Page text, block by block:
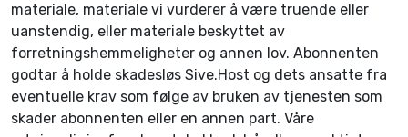
materiale, materiale vi vurderer å være truende eller
uanstendig, eller materiale beskyttet av
forretningshemmeligheter og annen lov. Abonnenten
godtar å holde skadesløs Sive.Host og dets ansatte fra
eventuelle krav som følge av bruken av tjenesten som
skader abonnenten eller en annen part. Våre